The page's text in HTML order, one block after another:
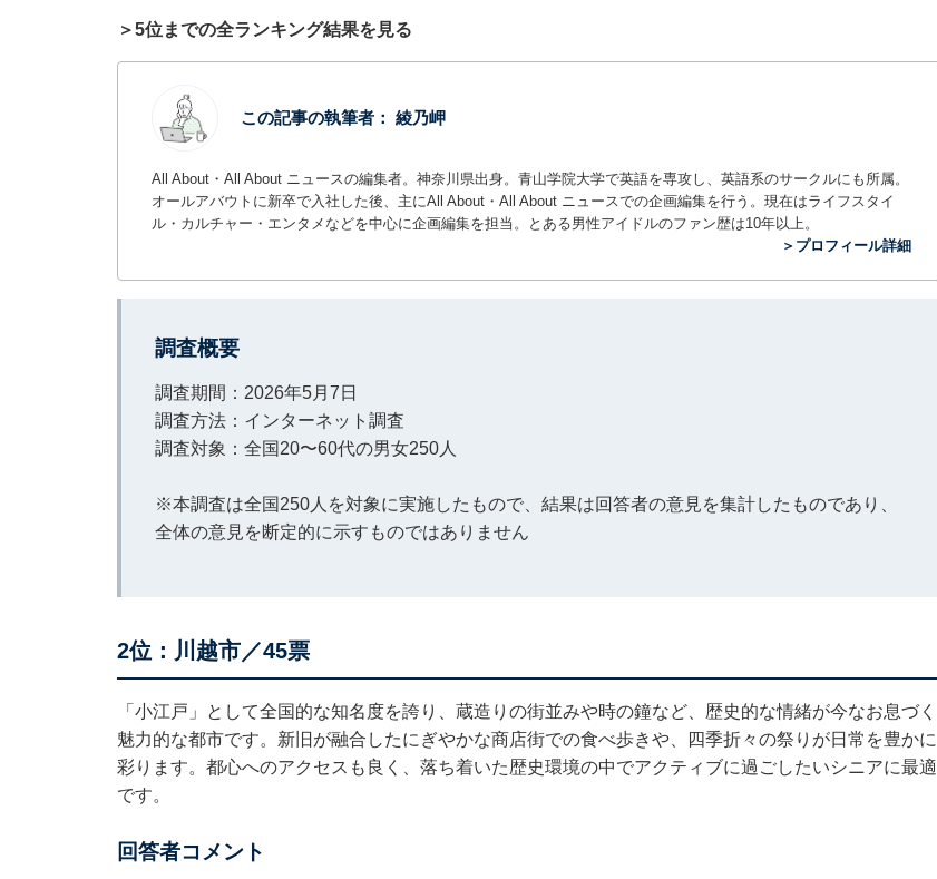
＞5位までの全ランキング結果を見る
この記事の執筆者： 綾乃岬
All About・All About ニュースの編集者。神奈川県出身。青山学院大学で英語を専攻し、英語系のサークルにも所属。
オールアバウトに新卒で入社した後、主にAll About・All About ニュースでの企画編集を行う。現在はライフスタイ
ル・カルチャー・エンタメなどを中心に企画編集を担当。とある男性アイドルのファン歴は10年以上。
＞プロフィール詳細
調査概要
調査期間：2026年5月7日
調査方法：インターネット調査
調査対象：全国20〜60代の男女250人
※本調査は全国250人を対象に実施したもので、結果は回答者の意見を集計したものであり、
全体の意見を断定的に示すものではありません
2位：川越市／45票
「小江戸」として全国的な知名度を誇り、蔵造りの街並みや時の鐘など、歴史的な情緒が今なお息づく
魅力的な都市です。新旧が融合したにぎやかな商店街での食べ歩きや、四季折々の祭りが日常を豊かに
彩ります。都心へのアクセスも良く、落ち着いた歴史環境の中でアクティブに過ごしたいシニアに最適
です。
回答者コメント